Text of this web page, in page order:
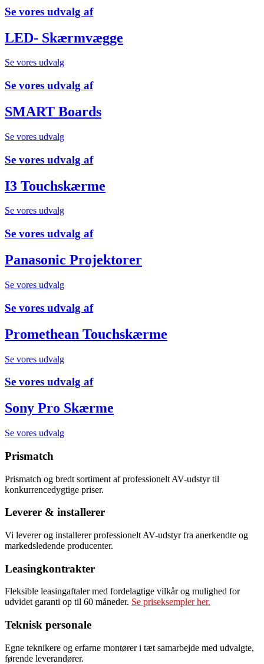
Se vores udvalg af
LED- Skærmvægge
Se vores udvalg
Se vores udvalg af
SMART Boards
Se vores udvalg
Se vores udvalg af
I3 Touchskærme
Se vores udvalg
Se vores udvalg af
Panasonic Projektorer
Se vores udvalg
Se vores udvalg af
Promethean Touchskærme
Se vores udvalg
Se vores udvalg af
Sony Pro Skærme
Se vores udvalg
Prismatch
Prismatch og bredt sortiment af professionelt AV-udstyr til
konkurrencedygtige priser.
Leverer & installerer
Vi leverer og installerer professionelt AV-udstyr fra anerkendte og
markedsledende producenter.
Leasingkontrakter
Fleksible leasingaftaler med fordelagtige vilkår og mulighed for
udvidet garanti op til 60 måneder. Se priseksempler her.
Teknisk personale
Egne teknikere og erfarne montører i tæt samarbejde med udvalgte,
førende leverandører.